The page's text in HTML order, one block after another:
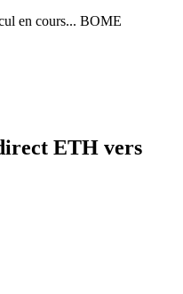
en cours... BOME
ETH vers